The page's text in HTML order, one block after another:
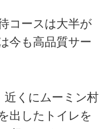
コースは大半が
今も高品質サー
くにムーミン村
出したトイレを